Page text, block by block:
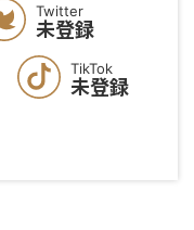
Twitter
未登録
TikTok
未登録